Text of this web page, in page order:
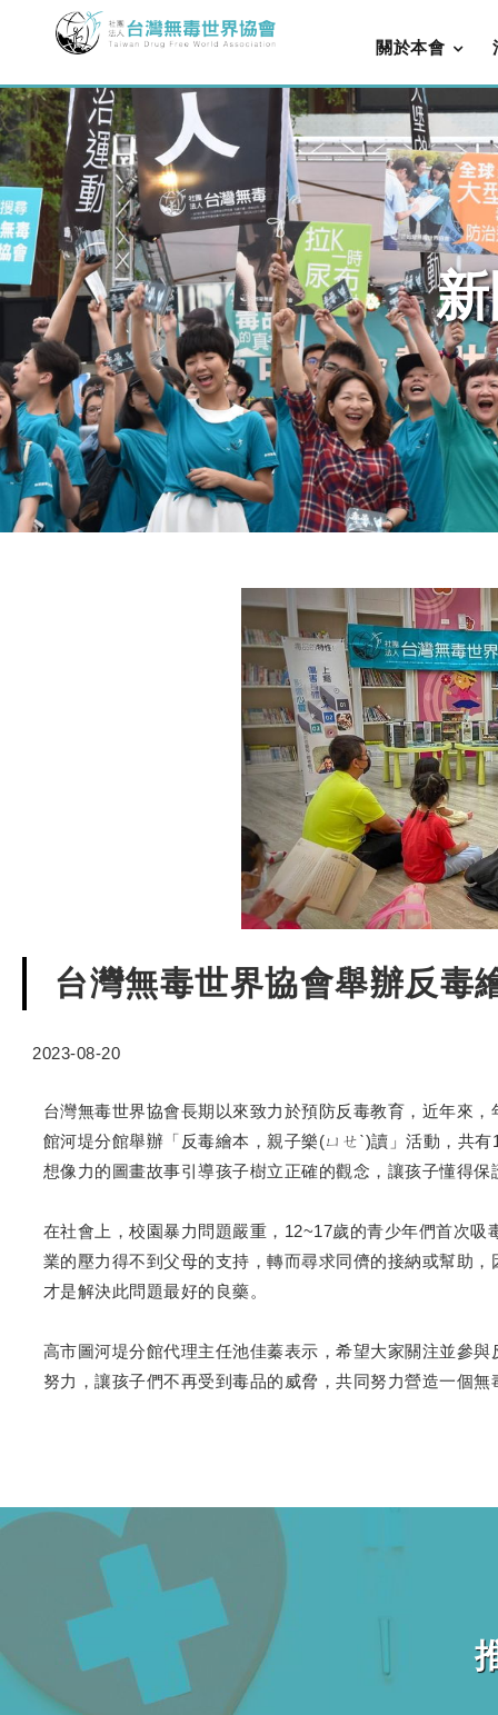
關於本會
台灣無毒世界協會舉辦反毒
2023-08-20
台灣無毒世界協會長期以來致力於預防反毒教育，近年來
館河堤分館舉辦「反毒繪本，親子樂(ㄩㄝˋ)讀」活動，共
想像力的圖畫故事引導孩子樹立正確的觀念，讓孩子懂得
在社會上，校園暴力問題嚴重，12~17歲的青少年們首次
業的壓力得不到父母的支持，轉而尋求同儕的接納或幫助
才是解決此問題最好的良藥。
高市圖河堤分館代理主任池佳蓁表示，希望大家關注並參
努力，讓孩子們不再受到毒品的威脅，共同努力營造一個無